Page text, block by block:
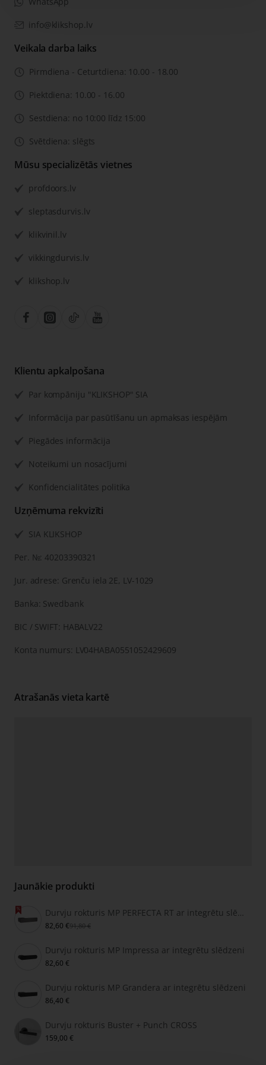
info@klikshop.lv
Veikala darba laiks
Pirmdiena - Ceturtdiena: 10.00 - 18.00
Piektdiena: 10.00 - 16.00
Sestdiena: no 10:00 līdz 15:00
Svētdiena: slēgts
Mūsu specializētās vietnes
profdoors.lv
sleptasdurvis.lv
klikvinil.lv
vikkingdurvis.lv
klikshop.lv
Klientu apkalpošana
Par kompāniju "KLIKSHOP" SIA
Informācija par pasūtīšanu un apmaksas iespējām
Piegādes informācija
Noteikumi un nosacījumi
Konfidencialitātes politika
Uzņēmuma rekvizīti
SIA KLIKSHOP
Рег. №: 40203390321
Jur. adrese: Grenču iela 2E, LV-1029
Banka: Swedbank
BIC / SWIFT: HABALV22
Konta numurs: LV04HABA0551052429609
Atrašanās vieta kartē
Jaunākie produkti
Durvju rokturis MP PERFECTA RT ar integrētu slēdzeni
82,60 €91,80 €
Durvju rokturis MP Impressa ar integrētu slēdzeni
82,60 €
Durvju rokturis MP Grandera ar integrētu slēdzeni
86,40 €
Durvju rokturis Buster + Punch CROSS
159,00 €